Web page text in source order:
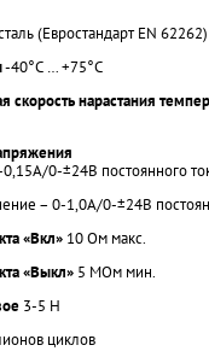
(Евростандарт EN 62262)
-40°С … +75°С
скорость нарастания
0-±24В постоянного
– 0-1,0А/0-±24В
«Вкл» 10 Ом макс.
«Выкл» 5 МОм мин.
3-5 Н
циклов